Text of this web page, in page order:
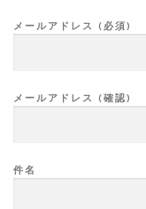
メールアドレス (必須)
メールアドレス (確認)
件名